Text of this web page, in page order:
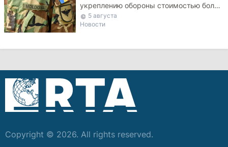
укреплению обороны стоимостью более
10 млрд леев на ближайшие пять лет
5 августа
Новости
Copyright © 2026. All rights reserved.